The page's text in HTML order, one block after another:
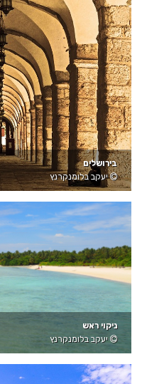
בירושלים
יעקב בלומנקרנץ
ניקוי ראש
יעקב בלומנקרנץ